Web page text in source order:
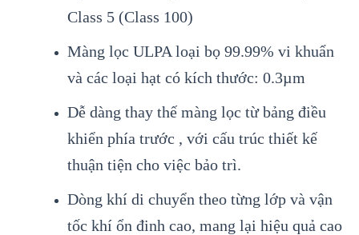
Class 5 (Class 100)
Màng lọc ULPA loại bọ 99.99% vi khuẩn
và các loại hạt có kích thước: 0.3µm
Dễ dàng thay thế màng lọc từ bảng điều
khiển phía trước , với cấu trúc thiết kế
thuận tiện cho việc bảo trì.
Dòng khí di chuyển theo từng lớp và vận
tốc khí ổn đinh cao, mang lại hiệu quả cao